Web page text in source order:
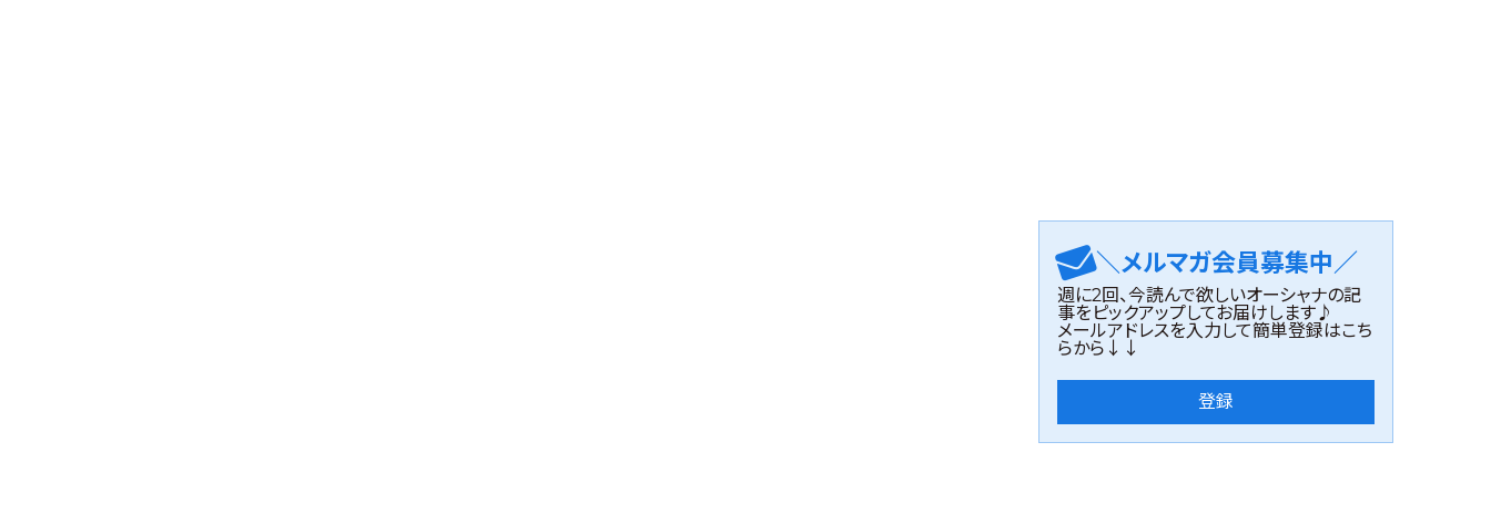
＼メルマガ会員募集中／
週に2回、今読んで欲しいオーシャナの記
事をピックアップしてお届けします♪
メールアドレスを入力して簡単登録はこち
らから↓↓
登録